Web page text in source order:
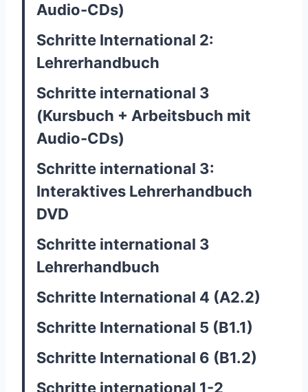
Audio-CDs)
Schritte International 2:
Lehrerhandbuch
Schritte international 3
(Kursbuch + Arbeitsbuch mit
Audio-CDs)
Schritte international 3:
Interaktives Lehrerhandbuch
DVD
Schritte international 3
Lehrerhandbuch
Schritte International 4 (A2.2)
Schritte International 5 (B1.1)
Schritte International 6 (B1.2)
Schritte international 1-2